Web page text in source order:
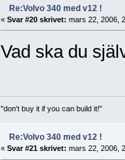
Re:Volvo 340 med v12 !
« Svar #20 skrivet: mars 22, 2006,
Vad ska du
"don't buy it if you can build it!"
Re:Volvo 340 med v12 !
« Svar #21 skrivet: mars 22, 2006,